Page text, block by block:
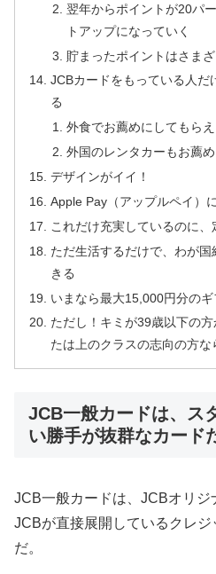
翌年からポイントが20パ
トアップになっていく
貯まったポイントはさま
JCBカードをもっている人だ
る
外食でお薦めにしてもらえ
外国のレンタカーもお薦
デザインがイイ！
Apple Pay（アップルペイ）
これだけ充実しているのに
ただ生活するだけで、わが
きる
いまなら最大15,000円分の
ただし！キミが39歳以下の
たは上のクラスの志向の方な
JCB一般カードは、ス
い勝手が抜群なカード
JCB一般カードは、JCBオリジ
JCBが直接展開しているクレ
だ。